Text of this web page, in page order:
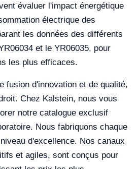
évaluer l'impact énergétique
électrique des
les données des différents
et le YR06035, pour
les plus efficaces.
fusion d'innovation et de qualité,
Chez Kalstein, nous vous
notre catalogue exclusif
Nous fabriquons chaque
d'excellence. Nos canaux
et agiles, sont conçus pour